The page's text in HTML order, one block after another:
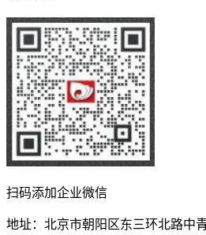
扫码添加企业微信
地址：北京市朝阳区东三环北路中